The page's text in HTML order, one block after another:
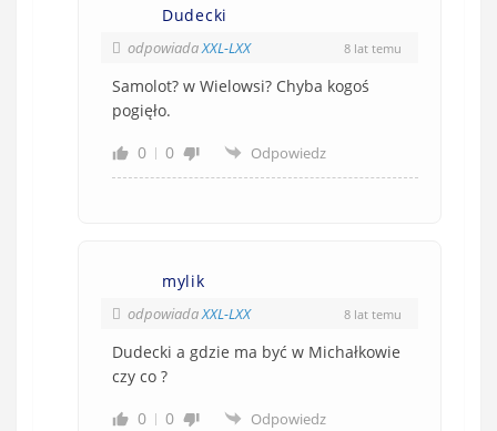
Dudecki
odpowiadaXXL-LXX 8 lat temu
Samolot? w Wielowsi? Chyba kogoś
pogięło.
0
0 Odpowiedz
mylik
odpowiadaXXL-LXX 8 lat temu
Dudecki a gdzie ma być w Michałkowie
czy co ?
0
0 Odpowiedz